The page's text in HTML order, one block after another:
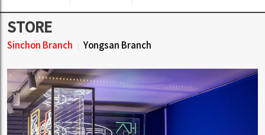
STORE
Sinchon Branch Yongsan Branch